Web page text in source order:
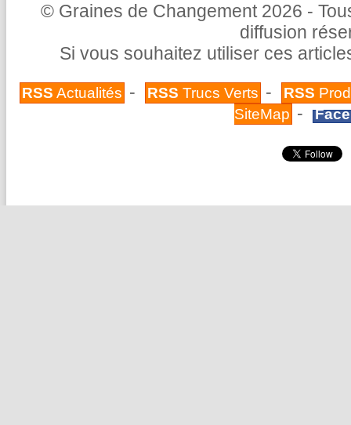
© Graines de Changement 2026 -
diffusion
Si vous souhaitez utiliser ces
RSS Actualités - RSS Trucs Verts - RSS
SiteMap -